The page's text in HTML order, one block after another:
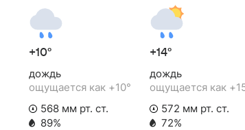
+10°
дождь
ощущается как +10°
568 мм рт. ст.
89%
+14°
дождь
ощущается как
572 мм рт. ст.
72%